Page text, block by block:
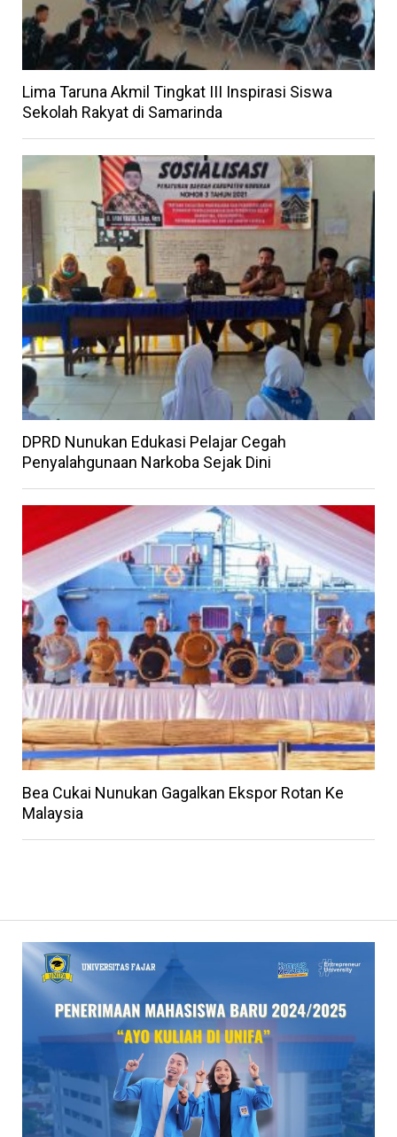
Lima Taruna Akmil Tingkat III Inspirasi Siswa
Sekolah Rakyat di Samarinda
DPRD Nunukan Edukasi Pelajar Cegah
Penyalahgunaan Narkoba Sejak Dini
Bea Cukai Nunukan Gagalkan Ekspor Rotan Ke
Malaysia